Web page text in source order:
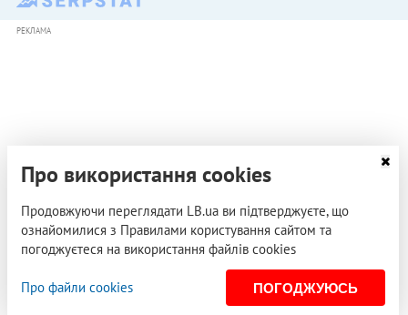
РЕКЛАМА
Про використання cookies
Продовжуючи переглядати LB.ua ви підтверджуєте, що
ознайомилися з Правилами користування сайтом та
погоджуєтеся на використання файлів cookies
Про файли cookies ПОГОДЖУЮСЬ